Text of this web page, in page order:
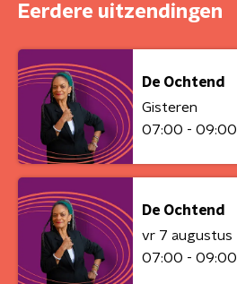
Eerdere uitzendingen
De Ochtend
Gisteren
07:00 - 09:00
De Ochtend
vr 7 augustus
07:00 - 09:00